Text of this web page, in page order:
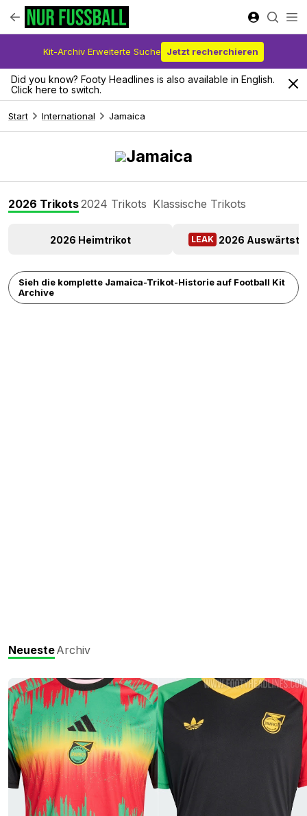
Kit-Archiv Erweiterte Suche Jetzt recherchieren
Did you know? Footy Headlines is also available in English.
Click here to switch.
Start International Jamaica
Jamaica
2026 Trikots2024 Trikots Klassische Trikots
2026 Heimtrikot LEAK 2026
Sieh die komplette Jamaica-Trikot-Historie auf Football Kit
Archive
NeuesteArchiv